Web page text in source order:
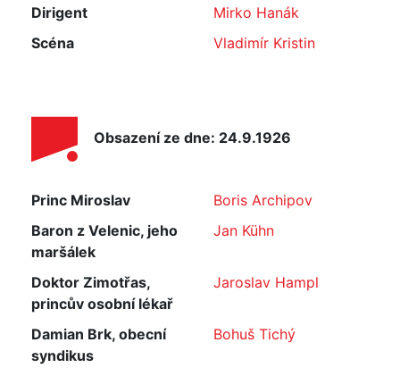
Dirigent
Mirko Hanák
Scéna
Vladimír Kristin
Obsazení ze dne: 24.9.1926
Princ Miroslav
Boris Archipov
Baron z Velenic, jeho
maršálek
Jan Kühn
Doktor Zimotřas,
princův osobní lékař
Jaroslav Hampl
Damian Brk, obecní
syndikus
Bohuš Tichý